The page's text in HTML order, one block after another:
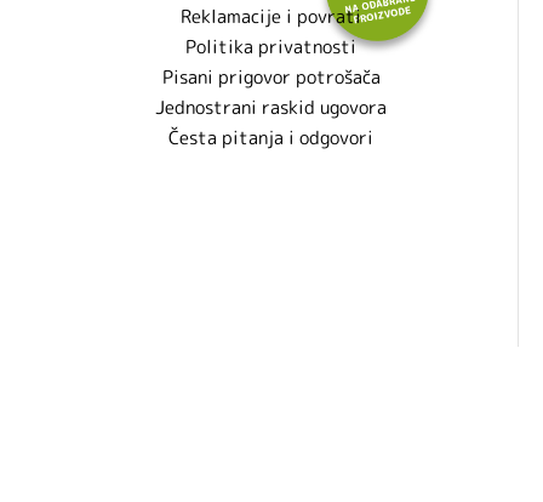
Reklamacije i povrati
Politika privatnosti
Pisani prigovor potrošača
Jednostrani raskid ugovora
Česta pitanja i odgovori